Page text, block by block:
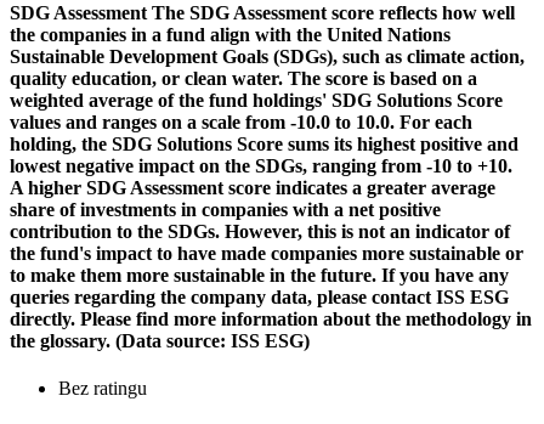
SDG Assessment The SDG Assessment score reflects how well
the companies in a fund align with the United Nations
Sustainable Development Goals (SDGs), such as climate action,
quality education, or clean water. The score is based on a
weighted average of the fund holdings' SDG Solutions Score
values and ranges on a scale from -10.0 to 10.0. For each
holding, the SDG Solutions Score sums its highest positive and
lowest negative impact on the SDGs, ranging from -10 to +10.
A higher SDG Assessment score indicates a greater average
share of investments in companies with a net positive
contribution to the SDGs. However, this is not an indicator of
the fund's impact to have made companies more sustainable or
to make them more sustainable in the future. If you have any
queries regarding the company data, please contact ISS ESG
directly. Please find more information about the methodology in
the glossary. (Data source: ISS ESG)
Bez ratingu